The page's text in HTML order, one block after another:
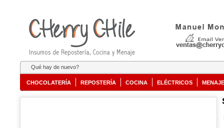
Qué hay de nuevo?
CHOCOLATERÍA REPOSTERÍA COCINA ELÉCTRICOS MENAJE